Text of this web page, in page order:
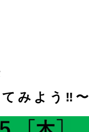
する方法
みよう‼︎〜